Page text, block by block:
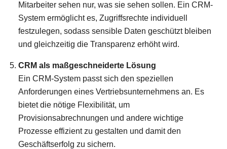
Mitarbeiter sehen nur, was sie sehen sollen. Ein CRM-
System ermöglicht es, Zugriffsrechte individuell
festzulegen, sodass sensible Daten geschützt bleiben
und gleichzeitig die Transparenz erhöht wird.
CRM als maßgeschneiderte Lösung
Ein CRM-System passt sich den speziellen
Anforderungen eines Vertriebsunternehmens an. Es
bietet die nötige Flexibilität, um
Provisionsabrechnungen und andere wichtige
Prozesse effizient zu gestalten und damit den
Geschäftserfolg zu sichern.